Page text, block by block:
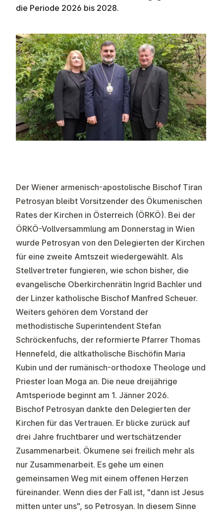
die Periode 2026 bis 2028.
Der Wiener armenisch-apostolische Bischof Tiran
Petrosyan bleibt Vorsitzender des Ökumenischen
Rates der Kirchen in Österreich (ÖRKÖ). Bei der
ÖRKÖ-Vollversammlung am Donnerstag in Wien
wurde Petrosyan von den Delegierten der Kirchen
für eine zweite Amtszeit wiedergewählt. Als
Stellvertreter fungieren, wie schon bisher, die
evangelische Oberkirchenrätin Ingrid Bachler und
der Linzer katholische Bischof Manfred Scheuer.
Weiters gehören dem Vorstand der
methodistische Superintendent Stefan
Schröckenfuchs, der reformierte Pfarrer Thomas
Hennefeld, die altkatholische Bischöfin Maria
Kubin und der rumänisch-orthodoxe Theologe und
Priester Ioan Moga an. Die neue dreijährige
Amtsperiode beginnt am 1. Jänner 2026.
Bischof Petrosyan dankte den Delegierten der
Kirchen für das Vertrauen. Er blicke zurück auf
drei Jahre fruchtbarer und wertschätzender
Zusammenarbeit. Ökumene sei freilich mehr als
nur Zusammenarbeit. Es gehe um einen
gemeinsamen Weg mit einem offenen Herzen
füreinander. Wenn dies der Fall ist, "dann ist Jesus
mitten unter uns", so Petrosyan. In diesem Sinne